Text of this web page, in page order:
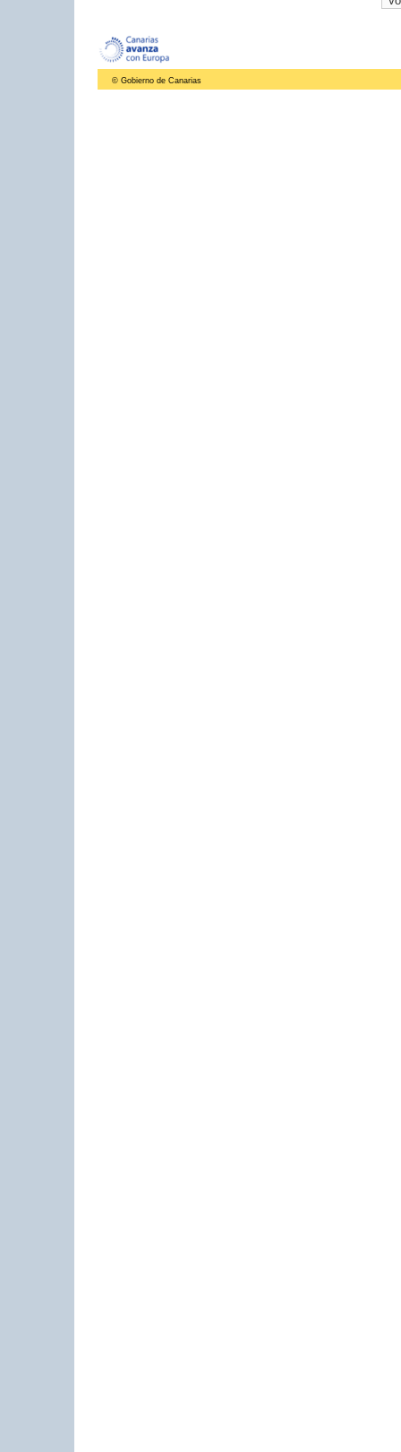
© Gobierno de Canarias